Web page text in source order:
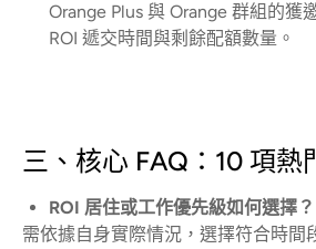
Orange Plus 與 Orange 群組的獲
ROI 遞交時間與剩餘配額數量。
三、核心 FAQ：10 項熱
ROI 居住或工作優先級如何選擇？
需依據自身實際情況，選擇符合時間